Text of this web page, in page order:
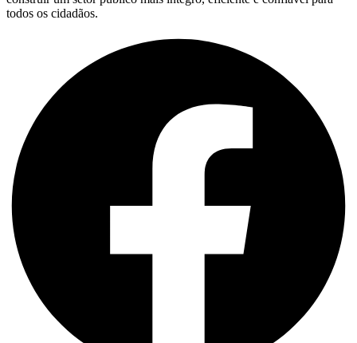
todos os cidadãos.